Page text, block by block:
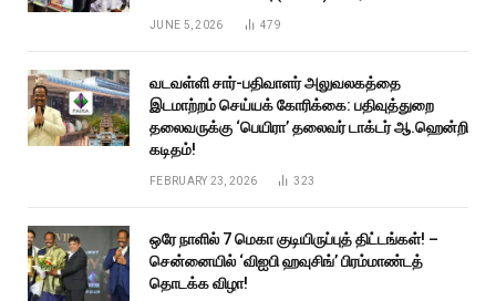
JUNE 5, 2026 479
வடவள்ளி சார்-பதிவாளர் அலுவலகத்தை
இடமாற்றம் செய்யக் கோரிக்கை: பதிவுத்துறை
தலைவருக்கு ‘பெயிரா’ தலைவர் டாக்டர் ஆ.ஹென்றி
கடிதம்!
FEBRUARY 23, 2026 323
ஒரே நாளில் 7 மெகா குடியிருப்புத் திட்டங்கள்! –
சென்னையில் ‘விஐபி ஹவுசிங்’ பிரம்மாண்டத்
தொடக்க விழா!